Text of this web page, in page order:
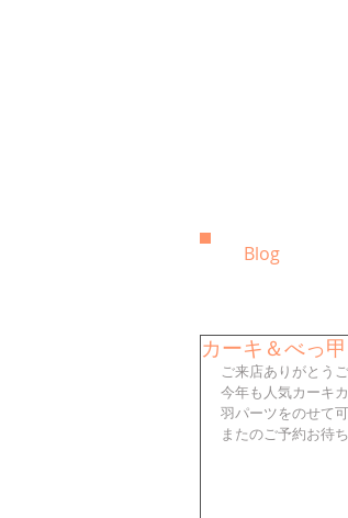
Blog
カーキ＆べっ
ご来店ありがとうご
今年も人気カーキ
羽パーツをのせて
またのご予約お待